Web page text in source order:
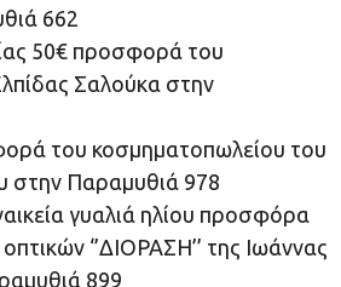
662
50€ προσφορά του
Σαλούκα στην
του κοσμηματοπωλείου του
στην Παραμυθιά 978
γυαλιά ηλίου προσφόρα
‘’ΔΙΟΡΑΣΗ’’ της Ιωάννας
899